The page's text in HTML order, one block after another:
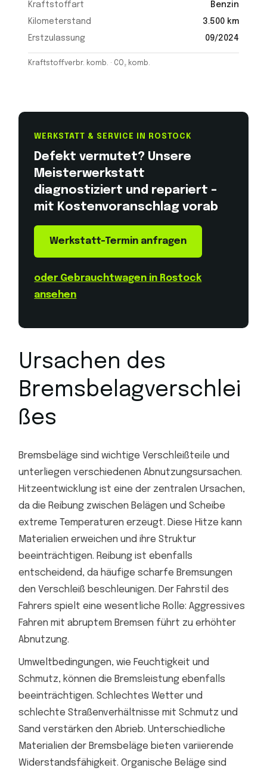
Kraftstoffart
Benzin
Kilometerstand
3.500 km
Erstzulassung
09/2024
Kraftstoffverbr. komb. · CO₂ komb.
WERKSTATT & SERVICE IN ROSTOCK
Defekt vermutet? Unsere
Meisterwerkstatt
diagnostiziert und repariert –
mit Kostenvoranschlag vorab
Werkstatt-Termin anfragen
oder Gebrauchtwagen in Rostock
ansehen
Ursachen des
Bremsbelagverschlei
ßes
Bremsbeläge sind wichtige Verschleißteile und
unterliegen verschiedenen Abnutzungsursachen.
Hitzeentwicklung ist eine der zentralen Ursachen,
da die Reibung zwischen Belägen und Scheibe
extreme Temperaturen erzeugt. Diese Hitze kann
Materialien erweichen und ihre Struktur
beeinträchtigen. Reibung ist ebenfalls
entscheidend, da häufige scharfe Bremsungen
den Verschleiß beschleunigen. Der Fahrstil des
Fahrers spielt eine wesentliche Rolle: Aggressives
Fahren mit abruptem Bremsen führt zu erhöhter
Abnutzung.
Umweltbedingungen, wie Feuchtigkeit und
Schmutz, können die Bremsleistung ebenfalls
beeinträchtigen. Schlechtes Wetter und
schlechte Straßenverhältnisse mit Schmutz und
Sand verstärken den Abrieb. Unterschiedliche
Materialien der Bremsbeläge bieten variierende
Widerstandsfähigkeit. Organische Beläge sind